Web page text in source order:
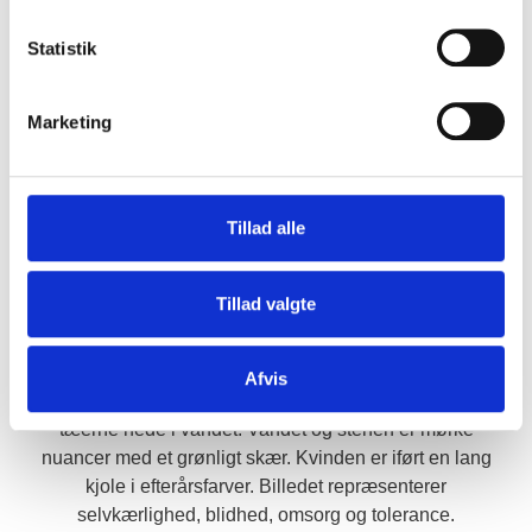
Statistik
Marketing
Tillad alle
Tillad valgte
Afvis
vej, så du kan se din værdi og samtidig lære at elske
(hele) dig selv højere.
kærlighedsterapeut?
Få 'slukket' din indre kritiker
Bliv mødt i dine følelser
Lær at rumme dine følelser og dit indre barn